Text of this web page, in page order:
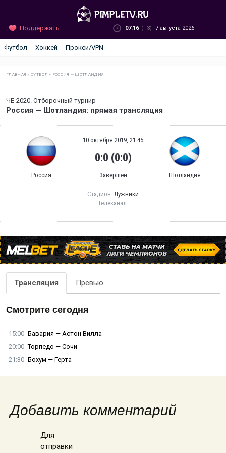
Поддержать 07:16 (+3) 7 августа 2026
Футбол Хоккей Прокси/VPN
ГЛАВНАЯ »ФУТБОЛ » РОССИЯ — ШОТЛАНДИЯ
ЧЕ-2020. Отборочный турнир
Россия — Шотландия: прямая трансляция
Россия
10 октября 2019, 21:45
0:0 (0:0)
Завершен Шотландия
Стадион: Лужники
Телеканал:
Трансляция Превью
Смотрите сегодня
15:00 Бавария — Астон Вилла
20:00 Торпедо — Сочи
21:30 Бохум — Герта
Добавить комментарий
Для
отправки